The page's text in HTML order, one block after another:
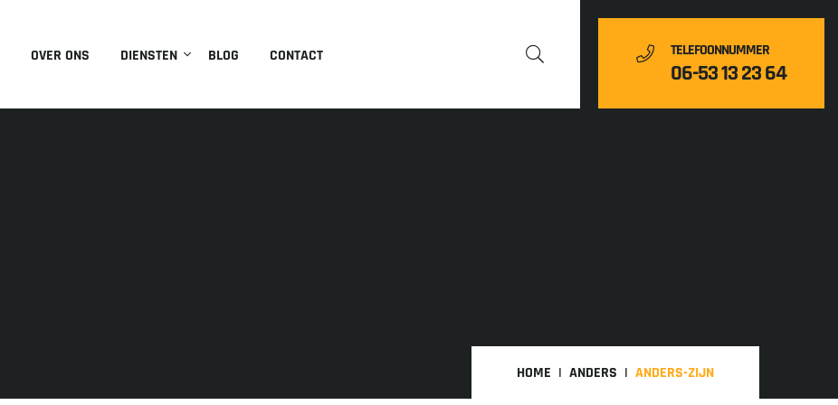
OVER ONS DIENSTEN BLOG CONTACT TELEFOONNUMMER
06-53 13 23 64
HOME ANDERS ANDERS-ZIJN